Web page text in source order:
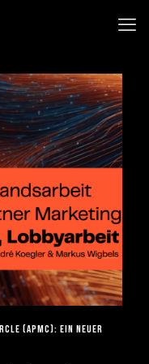
(APMC): Ein neuer